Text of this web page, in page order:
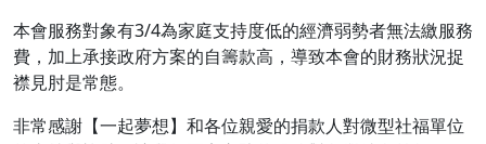
本會服務對象有3/4為家庭支持度低的經濟弱勢者無法繳服務
費，加上承接政府方案的自籌款高，導致本會的財務狀況捉
襟見肘是常態。
非常感謝【一起夢想】和各位親愛的捐款人對微型社福單位